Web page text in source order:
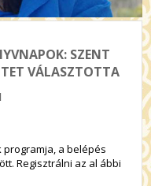
SZENT
VÁLASZTOTTA
programja, a belépés
Regisztrálni az al ábbi